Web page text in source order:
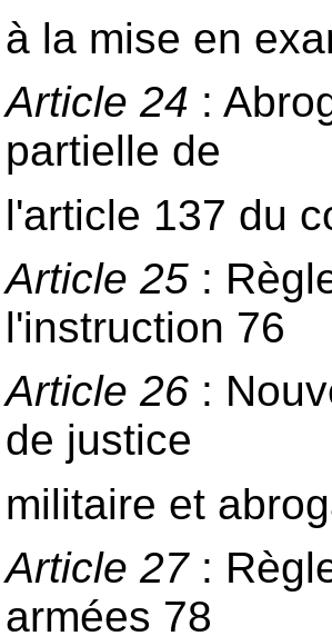
à la mise en
Article 24 :
partielle de
l'article 137 du
Article 25 :
l'instruction 76
Article 26 :
de justice
militaire et
Article 27:
armées 78